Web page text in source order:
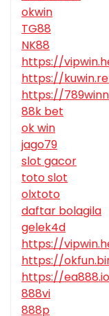
okwin
TG88
NK88
https://
https://
https://
88k bet
ok win
jago79
slot gacor
toto slot
olxtoto
daftar bolagila
gelek4d
https://
https://
https://ea888.io
888vi
888p